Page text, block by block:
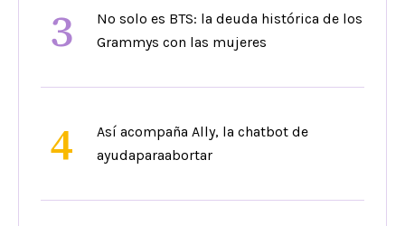
3
No solo es BTS: la deuda histórica de los
Grammys con las mujeres
4
Así acompaña Ally, la chatbot de
ayudaparaabortar